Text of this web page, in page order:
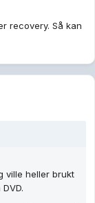
recovery. Så kan
ville heller brukt